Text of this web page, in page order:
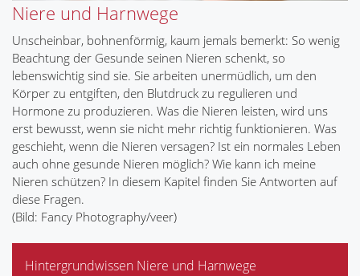
Niere und Harnwege
Unscheinbar, bohnenförmig, kaum jemals bemerkt: So wenig
Beachtung der Gesunde seinen Nieren schenkt, so
lebenswichtig sind sie. Sie arbeiten unermüdlich, um den
Körper zu entgiften, den Blutdruck zu regulieren und
Hormone zu produzieren. Was die Nieren leisten, wird uns
erst bewusst, wenn sie nicht mehr richtig funktionieren. Was
geschieht, wenn die Nieren versagen? Ist ein normales Leben
auch ohne gesunde Nieren möglich? Wie kann ich meine
Nieren schützen? In diesem Kapitel finden Sie Antworten auf
diese Fragen.
(Bild: Fancy Photography/veer)
Hintergrundwissen Niere und Harnwege